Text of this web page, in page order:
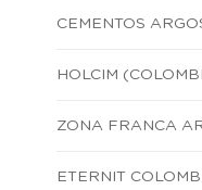
CEMENTOS
HOLCIM
ZONA FRANCA
ETERNIT